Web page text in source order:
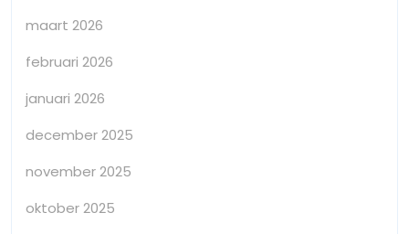
maart 2026
februari 2026
januari 2026
december 2025
november 2025
oktober 2025